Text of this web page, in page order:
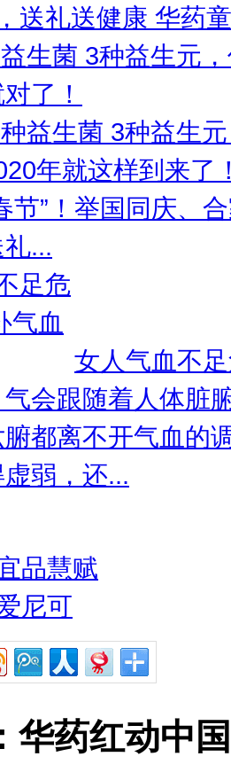
益生菌 3种益生
年就这样到来了
”！举国同庆、
...
女人气血不
会跟随着人体脏
腑都离不开气血的
弱，还...
品慧赋
尼可
华药红动中国